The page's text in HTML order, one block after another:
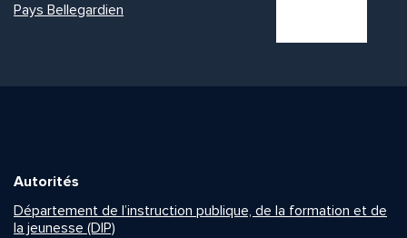
Pays Bellegardien
Autorités
Département de l’instruction publique, de la formation et de
la jeunesse (DIP)